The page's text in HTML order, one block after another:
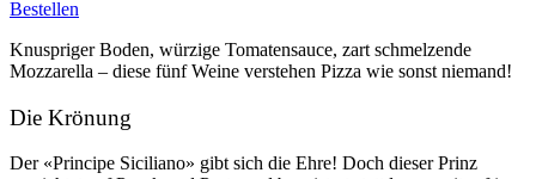
Bestellen
Knuspriger Boden, würzige Tomatensauce, zart schmelzende
Mozzarella – diese fünf Weine verstehen Pizza wie sonst niemand!
Die Krönung
Der «Principe Siciliano» gibt sich die Ehre! Doch dieser Prinz